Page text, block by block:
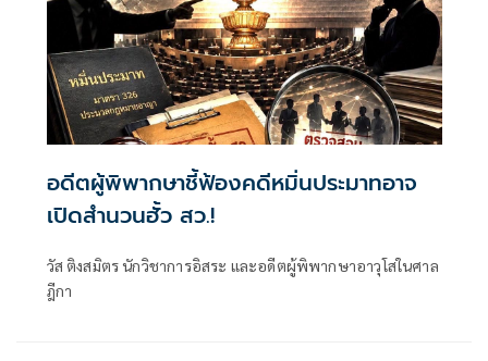
อดีตผู้พิพากษาชี้ฟ้องคดีหมิ่นประมาทอาจ
เปิดสำนวนฮั้ว สว.!
วัส ติงสมิตร นักวิชาการอิสระ และอดีตผู้พิพากษาอาวุโสในศาล
ฎีกา